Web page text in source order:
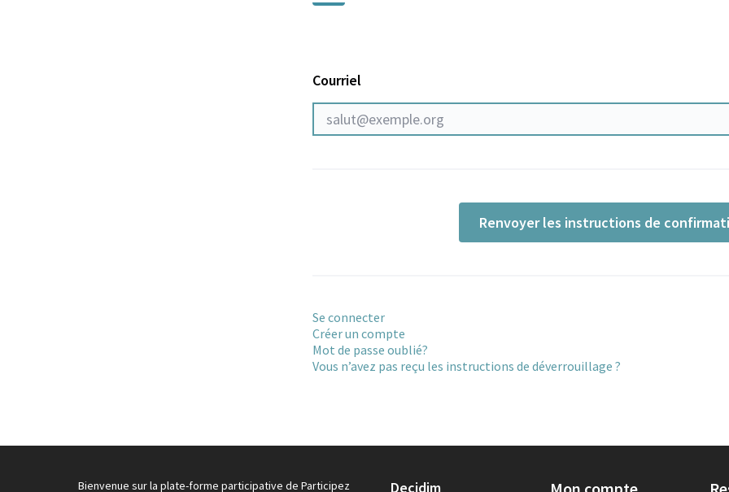
Courriel
Renvoyer les instructions de
Se connecter
Créer un compte
Mot de passe oublié?
Vous n’avez pas reçu les instructions de déverrouillage ?
Bienvenue sur la plate-forme participative de Participez Decidim